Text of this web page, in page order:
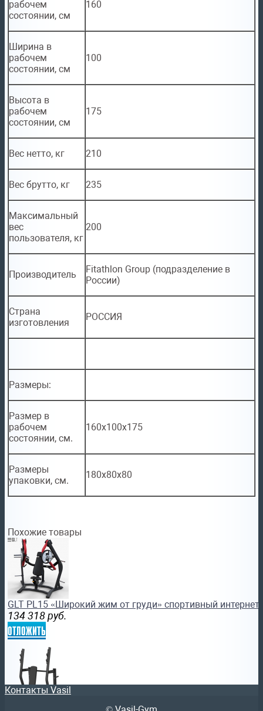
рабочем
состоянии, см
160
Ширина в
рабочем
состоянии, см
100
Высота в
рабочем
состоянии, см
175
Вес нетто, кг 210
Вес брутто, кг 235
Максимальный
вес
пользователя, кг
200
Производитель
Fitathlon Group (подразделение в
России)
Страна
изготовления
РОССИЯ
Размеры:
Размер в
рабочем
состоянии, см.
160х100x175
Размеры
упаковки, см.
180х80x80
Похожие товары
GLT PL15 «Широкий жим от груди» спортивный интернет
134 318 руб.
отложить
Контакты Vasil